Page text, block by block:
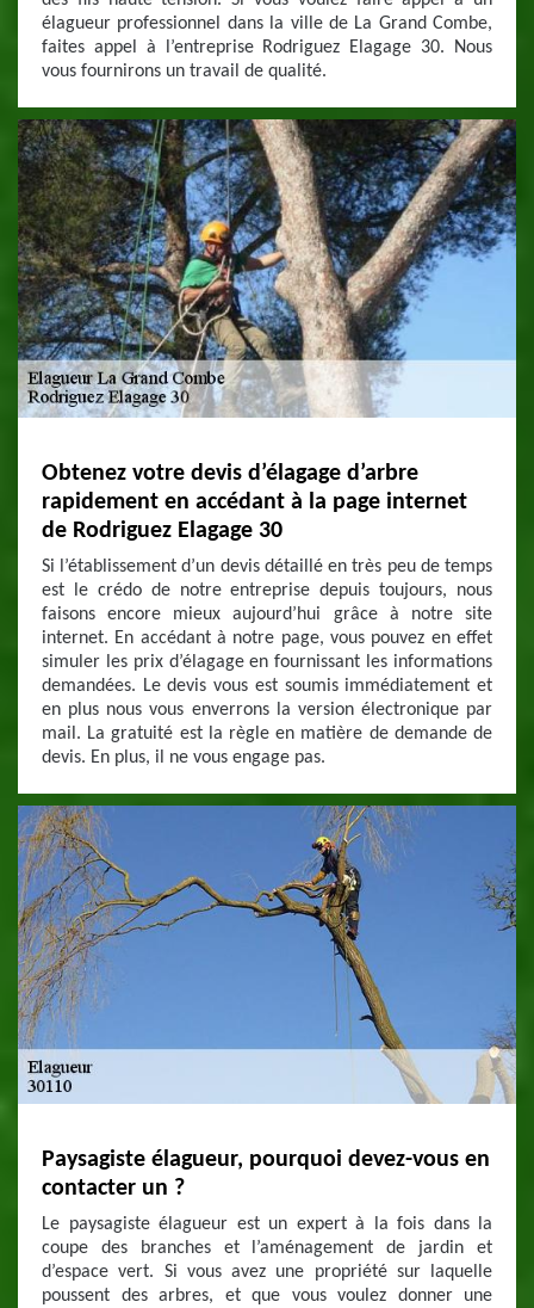
élagueur professionnel dans la ville de La Grand Combe,
faites appel à l’entreprise Rodriguez Elagage 30. Nous
vous fournirons un travail de qualité.
Obtenez votre devis d’élagage d’arbre
rapidement en accédant à la page internet
de Rodriguez Elagage 30
Si l’établissement d’un devis détaillé en très peu de temps
est le crédo de notre entreprise depuis toujours, nous
faisons encore mieux aujourd’hui grâce à notre site
internet. En accédant à notre page, vous pouvez en effet
simuler les prix d’élagage en fournissant les informations
demandées. Le devis vous est soumis immédiatement et
en plus nous vous enverrons la version électronique par
mail. La gratuité est la règle en matière de demande de
devis. En plus, il ne vous engage pas.
Paysagiste élagueur, pourquoi devez-vous en
contacter un ?
Le paysagiste élagueur est un expert à la fois dans la
coupe des branches et l’aménagement de jardin et
d’espace vert. Si vous avez une propriété sur laquelle
poussent des arbres, et que vous voulez donner une